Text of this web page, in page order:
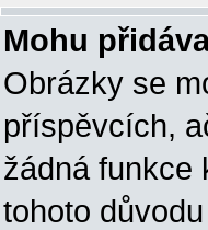
Mohu
Obrázky se
příspěvcích,
žádná funkce
tohoto